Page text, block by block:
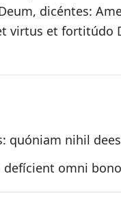
dicéntes:
virtus et
quóniam nihil
omni